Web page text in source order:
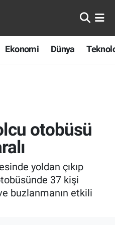
Ekonomi Dünya
otobüsü
yoldan çıkıp
37 kişi
buzlanmanın etkili
ve Fikstür